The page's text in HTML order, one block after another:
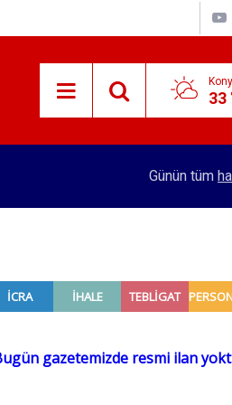
33
Konya'dan 4 şehre
Günün tüm